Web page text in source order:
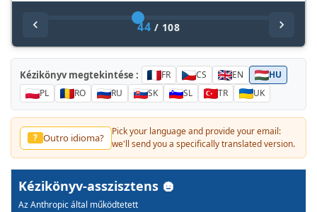
44 / 108
Kézikönyv megtekintése : FR CS EN
HU
PL
RO RU SK SL TR UK
? Outro idioma?
Pick your language and provide your email:
we'll send you a specifically translated version.
Kézikönyv-asszisztens
Az Anthropic által működtetett